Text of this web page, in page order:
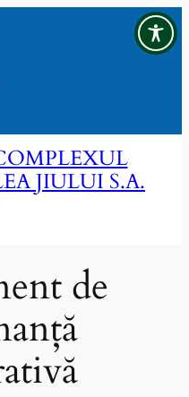
JIULUI S.A.
de